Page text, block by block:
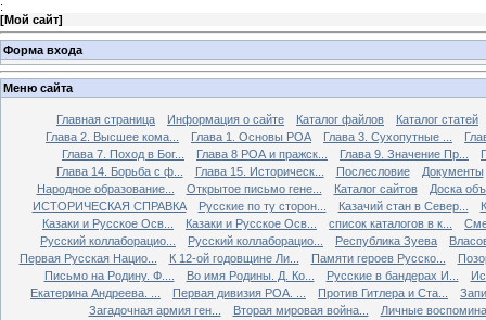
:
[Мой сайт]
Форма входа
Меню сайта
Главная страница Информация о сайте Каталог файлов
Каталог статей
Глава 2. Высшее кома...
Глава 1. Основы РОА Глава 3. Сухопутные ...
Глава 7. Поход в Бог...
Глава 8 РОА и пражск... Глава 9. Значение Пр...
Глава 14. Борьба с ф...
Глава 15. Историческ... Послесловие
Документы
Народное образование...
Открытое письмо гене... Каталог сайтов
Доска
ИСТОРИЧЕСКАЯ СПРАВКА
Русские по ту сторон... Казачий стан в Север...
Казаки и Русское Осв...
Казаки и Русское Осв... список каталогов в к...
Русский коллаборацио...
Русский коллаборацио... Республика Зуева
Первая Русская Нацио...
К 12-ой годовщине Ли... Памяти героев Русско...
Письмо на Родину. Ф....
Во имя Родины. Д. Ко... Русские в бандерах И...
Екатерина Андреева. ...
Первая дивизия РОА. ... Против Гитлера и Ста...
Загадочная армия ген...
Вторая мировая война...
Личные